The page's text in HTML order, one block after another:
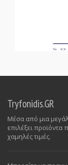
Tryfonidis.GR
Μέσα από μια
επιλέξει
χαμηλές τιμές.